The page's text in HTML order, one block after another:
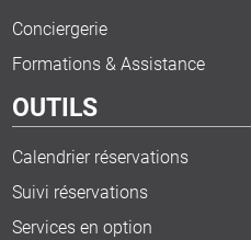
Conciergerie
Formations & Assistance
OUTILS
Calendrier réservations
Suivi réservations
Services en option